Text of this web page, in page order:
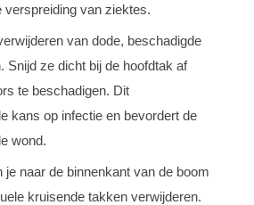
verspreiding van ziektes.
van dode, beschadigde
Snijd ze dicht bij de hoofdtak af
te beschadigen. Dit
kans op infectie en bevordert de
wond.
je naar de binnenkant van de boom
kruisende takken verwijderen.